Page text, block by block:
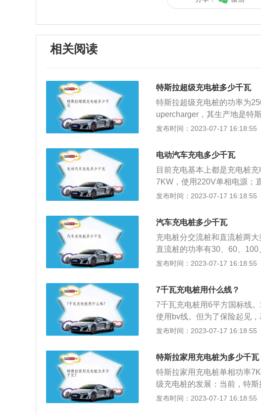
相关阅读
特斯拉超级充电桩多少千瓦
特斯拉超级充电桩的功率为
upercharger，其生产地是特
特斯拉V3超级充电桩采用的
5%，配上4680电池，52分钟
高。但值得注意的是，超级
有下坡趋势。也就是说，剩
小。一般情况下，过充电桩
率达到30%后，充电功率基
发布时间：2023-07-17 16:18:55
电动汽车充电多少千瓦
目前充电基本上都是充电桩
7KW，使用220V单相电源；
功率等级可选；实际充电时
功率，也称为无功功率。线
产生的无功功率，称为线路
指标。为了提升续航里程，
阻。但是这些方法都只是锦
增加电池的容量。
发布时间：2023-07-17 16:18:55
汽车充电桩多少千瓦
充电桩分交流桩和直流桩两
直流桩的功率有30、60、
是根据电动汽车的电池参数
作为新能源汽车核心需求，
功率可分为直流充电桩和交
功率也是不同。准确要看汽
满可以装18度电。了解充电
时，充电器的消耗电流都是
发布时间：2023-07-17 16:18:55
7千瓦充电桩用什么线？
7千瓦充电桩用6平方国标线
使用bv线。但为了保险起见
如果接线过长，则需要10平
充电枪插头放在车体充电座
器自检正确后，点击充电按
触摸蓄电池箱和充电线束。
发布时间：2023-07-17 16:18:55
特斯拉家用充电桩为多少千瓦
特斯拉家用充电桩单相功率
级充电桩的发展：当前，特
可达250kW。公司正在开发
发布时间：2023-07-17 16:18:55